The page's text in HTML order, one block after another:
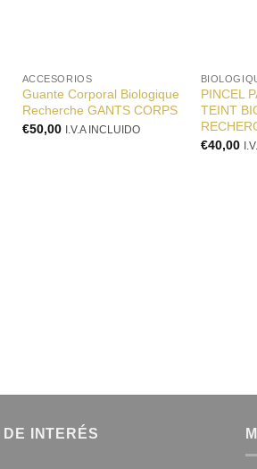
ACCESORIOS
Guante Corporal Biologique
Recherche GANTS CORPS
€50,00 I.V.A INCLUIDO
PINCEL
TEINT
€40,00
INTERÉS